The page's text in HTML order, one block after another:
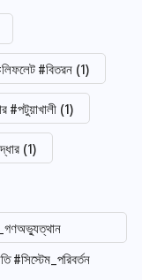
#বিতরন (1)
#পটুয়াখালী (1)
(1)
#সিস্টেম_পরিবর্তন